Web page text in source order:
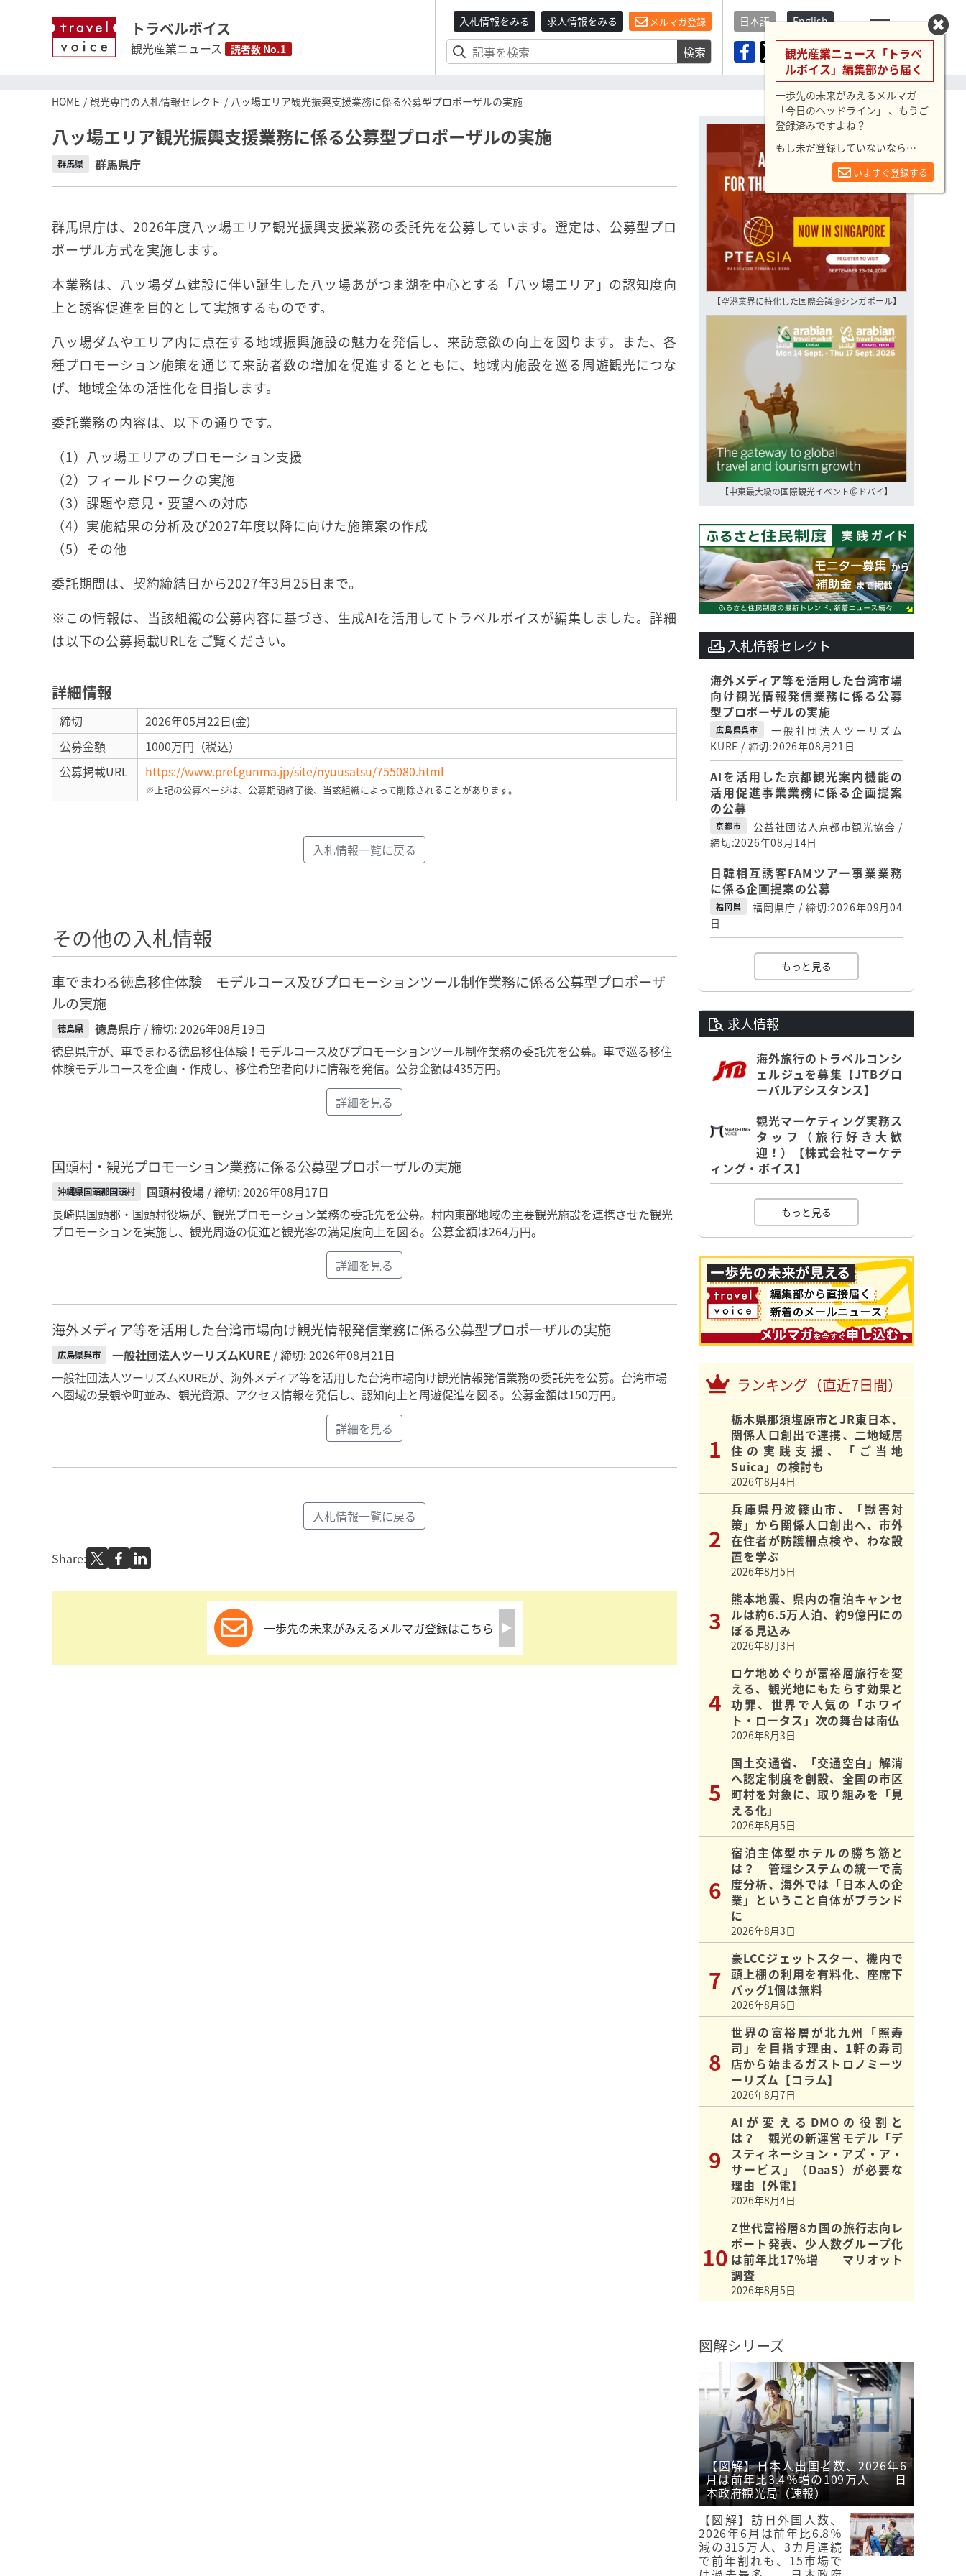
トラベルボイス
観光産業ニュース 読者数 No.1
入札情報をみる 求人情報をみる メルマガ登録
検索
日本語 English
メニュー
HOME 観光専門の入札情報セレクト 八ッ場エリア観光振興支援業務に係る公募型プロポーザルの実施
八ッ場エリア観光振興支援業務に係る公募型プロポーザルの実施
群馬県 群馬県庁
群馬県庁は、2026年度八ッ場エリア観光振興支援業務の委託先を公募しています。選定は、公募型プロ
ポーザル方式を実施します。
本業務は、八ッ場ダム建設に伴い誕生した八ッ場あがつま湖を中心とする「八ッ場エリア」の認知度向
上と誘客促進を目的として実施するものです。
八ッ場ダムやエリア内に点在する地域振興施設の魅力を発信し、来訪意欲の向上を図ります。また、各
種プロモーション施策を通じて来訪者数の増加を促進するとともに、地域内施設を巡る周遊観光につな
げ、地域全体の活性化を目指します。
委託業務の内容は、以下の通りです。
（1）八ッ場エリアのプロモーション支援
（2）フィールドワークの実施
（3）課題や意見・要望への対応
（4）実施結果の分析及び2027年度以降に向けた施策案の作成
（5）その他
委託期間は、契約締結日から2027年3月25日まで。
※この情報は、当該組織の公募内容に基づき、生成AIを活用してトラベルボイスが編集しました。詳細
は以下の公募掲載URLをご覧ください。
詳細情報
締切
2026年05月22日(金)
公募金額
1000万円（税込）
公募掲載URL
https://www.pref.gunma.jp/site/nyuusatsu/755080.html
※上記の公募ページは、公募期間終了後、当該組織によって削除されることがあります。
入札情報一覧に戻る
その他の入札情報
車でまわる徳島移住体験 モデルコース及びプロモーションツール制作業務に係る公募型プロポーザ
ルの実施
徳島県 徳島県庁 / 締切: 2026年08月19日
徳島県庁が、車でまわる徳島移住体験！モデルコース及びプロモーションツール制作業務の委託先を公募。車で巡る移住
体験モデルコースを企画・作成し、移住希望者向けに情報を発信。公募金額は435万円。
詳細を見る
国頭村・観光プロモーション業務に係る公募型プロポーザルの実施
沖縄県国頭郡国頭村 国頭村役場 / 締切: 2026年08月17日
長崎県国頭郡・国頭村役場が、観光プロモーション業務の委託先を公募。村内東部地域の主要観光施設を連携させた観光
プロモーションを実施し、観光周遊の促進と観光客の満足度向上を図る。公募金額は264万円。
詳細を見る
海外メディア等を活用した台湾市場向け観光情報発信業務に係る公募型プロポーザルの実施
広島県呉市 一般社団法人ツーリズムKURE / 締切: 2026年08月21日
一般社団法人ツーリズムKUREが、海外メディア等を活用した台湾市場向け観光情報発信業務の委託先を公募。台湾市場
へ圏域の景観や町並み、観光資源、アクセス情報を発信し、認知向上と周遊促進を図る。公募金額は150万円。
詳細を見る
入札情報一覧に戻る
Share:
一歩先の未来がみえるメルマガ登録はこちら
【空港業界に特化した国際会議@シンガポール】
【中東最大級の国際観光イベント＠ドバイ】
入札情報セレクト
海外メディア等を活用した台湾市場
向け観光情報発信業務に係る公募
型プロポーザルの実施
広島県呉市
一般社団法人ツーリズム
KURE / 締切:2026年08月21日
AIを活用した京都観光案内機能の
活用促進事業業務に係る企画提案
の公募
京都市
公益社団法人京都市観光協会 /
締切:2026年08月14日
日韓相互誘客FAMツアー事業業務
に係る企画提案の公募
福岡県
福岡県庁 / 締切:2026年09月04
日
もっと見る
求人情報
海外旅行のトラベルコンシ
ェルジュを募集【JTBグロ
ーバルアシスタンス】
観光マーケティング実務ス
タッフ（旅行好き大歓
迎！）【株式会社マーケテ
ィング・ボイス】
もっと見る
ランキング（直近7日間）
栃木県那須塩原市とJR東日本、
関係人口創出で連携、二地域居
住の実践支援、「ご当地
Suica」の検討も
2026年8月4日
兵庫県丹波篠山市、「獣害対
策」から関係人口創出へ、市外
在住者が防護柵点検や、わな設
置を学ぶ
2026年8月5日
熊本地震、県内の宿泊キャンセ
ルは約6.5万人泊、約9億円にの
ぼる見込み
2026年8月3日
ロケ地めぐりが富裕層旅行を変
える、観光地にもたらす効果と
功罪、世界で人気の「ホワイ
ト・ロータス」次の舞台は南仏
2026年8月3日
国土交通省、「交通空白」解消
へ認定制度を創設、全国の市区
町村を対象に、取り組みを「見
える化」
2026年8月5日
宿泊主体型ホテルの勝ち筋と
は？ 管理システムの統一で高
度分析、海外では「日本人の企
業」ということ自体がブランド
に
2026年8月3日
豪LCCジェットスター、機内で
頭上棚の利用を有料化、座席下
バッグ1個は無料
2026年8月6日
世界の富裕層が北九州「照寿
司」を目指す理由、1軒の寿司
店から始まるガストロノミーツ
ーリズム【コラム】
2026年8月7日
AIが変えるDMOの役割と
は？ 観光の新運営モデル「デ
スティネーション・アズ・ア・
サービス」（DaaS）が必要な
理由【外電】
2026年8月4日
Z世代富裕層8カ国の旅行志向レ
ポート発表、少人数グループ化
は前年比17％増 ―マリオット
調査
2026年8月5日
図解シリーズ
【図解】日本人出国者数、2026年6
月は前年比3.4％増の109万人 ―日
本政府観光局（速報）
【図解】訪日外国人数、
2026年6月は前年比6.8％
減の315万人、3カ月連続
で前年割れも、15市場で
観光産業ニュース「トラベ
ルボイス」編集部から届く
一歩先の未来がみえるメルマガ
「今日のヘッドライン」 、もうご
登録済みですよね？
もし未だ登録していないなら…
いますぐ登録する